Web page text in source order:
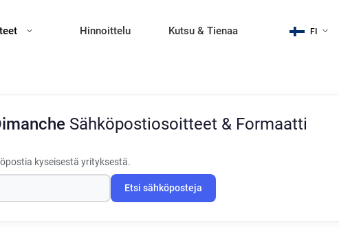
Hinnoittelu Kutsu & Tienaa FI
Sähköpostiosoitteet & Formaatti
kyseisestä yrityksestä.
Etsi sähköposteja